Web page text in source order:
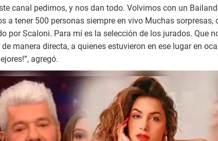
canal pedimos, y nos dan todo. Volvimos con un
a tener 500 personas siempre en vivo Muchas sorpresas,
por Scaloni. Para mí es la selección de los jurados. Que
de manera directa, a quienes estuvieron en ese lugar en
agregó.